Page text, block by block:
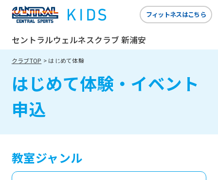
セントラルウェルネスクラブ 新浦安
フィットネスはこちら
クラブTOP はじめて体験
はじめて体験・イベント
申込
教室ジャンル